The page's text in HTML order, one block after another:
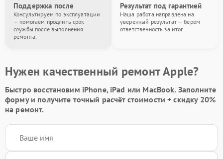
Поддержка после
Консультируем по эксплуатации
— помогаем продлить срок
службы после выполнения
ремонта.
Результат под гарантией
Наша работа направлена на
уверенный результат — берём
ответственность за итог.
Нужен качественный ремонт Apple?
Быстро восстановим iPhone, iPad или MacBook. Заполните
формуи получите точный расчёт стоимости +скидку 20%
на ремонт.